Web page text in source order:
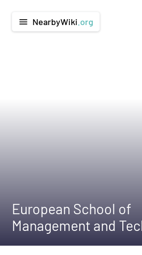
menu NearbyWiki .org
European School of
Management and